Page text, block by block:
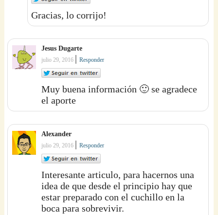
Gracias, lo corrijo!
Jesus Dugarte
julio 29, 2016 |Responder
Muy buena información 🙂 se agradece
el aporte
Alexander
julio 29, 2016 |Responder
Interesante articulo, para hacernos una
idea de que desde el principio hay que
estar preparado con el cuchillo en la
boca para sobrevivir.